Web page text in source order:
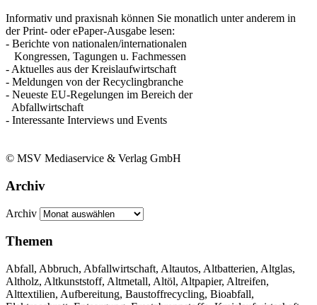
Informativ und praxisnah können Sie monatlich unter anderem in
der Print- oder ePaper-Ausgabe lesen:
- Berichte von nationalen/internationalen
Kongressen, Tagungen u. Fachmessen
- Aktuelles aus der Kreislaufwirtschaft
- Meldungen von der Recyclingbranche
- Neueste EU-Regelungen im Bereich der
Abfallwirtschaft
- Interessante Interviews und Events
© MSV Mediaservice & Verlag GmbH
Archiv
Archiv
Themen
Abfall, Abbruch, Abfallwirtschaft, Altautos, Altbatterien, Altglas,
Altholz, Altkunststoff, Altmetall, Altöl, Altpapier, Altreifen,
Alttextilien, Aufbereitung, Baustoffrecycling, Bioabfall,